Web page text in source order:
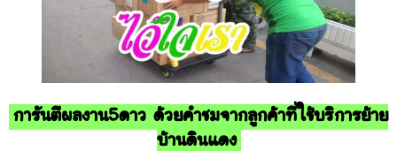
การันตีผลงาน5ดาว ด้วยคำชมจากลูกค้าที่ใช้บริการย้าย
บ้านดินแดง